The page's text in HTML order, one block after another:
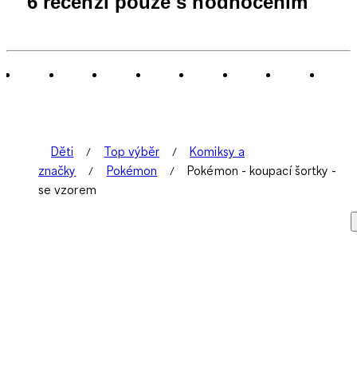
z
Děti Top výběr
Komiksy a
značky
Pokémon
Pokémon - koupací šortky -
se vzorem